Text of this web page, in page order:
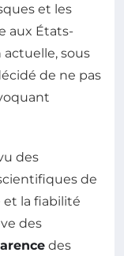
et les
aux États-
actuelle, sous
de ne pas
des
de
et la fiabilité
des
des